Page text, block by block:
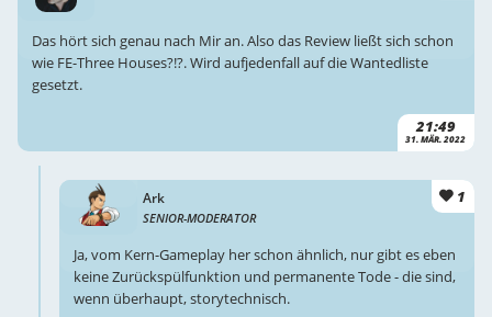
21:49
31. MÄR. 2022
Das hört sich genau nach Mir an. Also das Review ließt sich schon
wie FE-Three Houses?!?. Wird aufjedenfall auf die Wantedliste
gesetzt.
Ark
SENIOR-MODERATOR
1
Ja, vom Kern-Gameplay her schon ähnlich, nur gibt es eben
keine Zurückspülfunktion und permanente Tode - die sind,
wenn überhaupt, storytechnisch.